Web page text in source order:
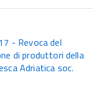
- Revoca del
di produttori della
Adriatica soc.